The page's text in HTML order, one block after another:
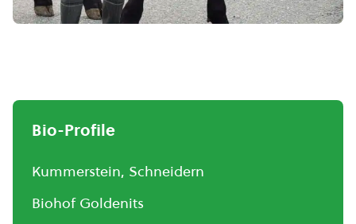
Bio-Profile
Kummerstein, Schneidern
Biohof Goldenits